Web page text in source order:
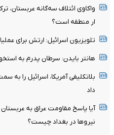
واکاوی ائتلاف سه‌گانه عربستان،
ار منطقه است؟
تلویزیون اسرائیل: ارتش برای
هانتر بایدن: سرطان پدرم به
بلاتکلیفی آمریکا، اسرائیل را
داد
آیا پاسخ مقاومت عراق به
نیروها در بغداد چیست؟